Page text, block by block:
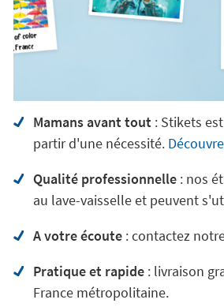
Mamans avant tout: Stikets
partir d'une nécessité.
Qualité professionnelle: nos
au lave-vaisselle et peuvent
A votre écoute: contactez
Pratique et rapide: livraison
France métropolitaine.